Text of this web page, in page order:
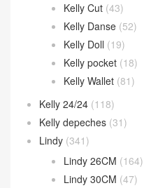
Halzan 31cm(7)
Halzan Mini(30)
Herbag(28)
In the-loop (14)
Jige Elan(44)
Jypsiere(9)
kelly(1,383)
Kelly 25CM
Kelly 28CM(350)
Kelly 32CM(55)